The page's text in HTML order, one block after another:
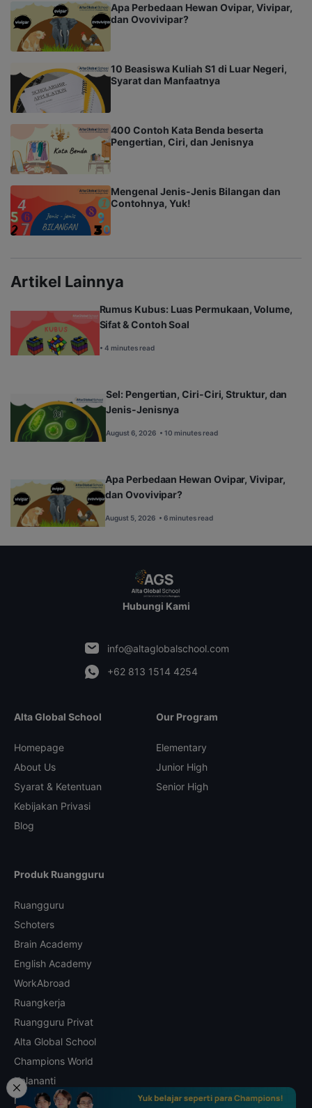
Apa Perbedaan Hewan Ovipar, Vivipar,
dan Ovovivipar?
10 Beasiswa Kuliah S1 di Luar Negeri,
Syarat dan Manfaatnya
400 Contoh Kata Benda beserta
Pengertian, Ciri, dan Jenisnya
Mengenal Jenis-Jenis Bilangan dan
Contohnya, Yuk!
Artikel Lainnya
Rumus Kubus: Luas Permukaan, Volume,
Sifat & Contoh Soal
• 4 minutes read
Sel: Pengertian, Ciri-Ciri, Struktur, dan
Jenis-Jenisnya
August 6, 2026 • 10 minutes read
Apa Perbedaan Hewan Ovipar, Vivipar,
dan Ovovivipar?
August 5, 2026 • 6 minutes read
Hubungi Kami
info@altaglobalschool.com
+62 813 1514 4254
Alta Global School
Homepage
About Us
Syarat & Ketentuan
Kebijakan Privasi
Blog
Our Program
Elementary
Junior High
Senior High
Produk Ruangguru
Ruangguru
Schoters
Brain Academy
English Academy
WorkAbroad
Ruangkerja
Ruangguru Privat
Alta Global School
Champions World
Kalananti
Math Champs